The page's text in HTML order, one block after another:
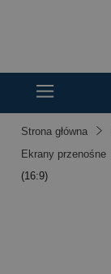
Strona główna
Ekrany przenośne
(16:9)